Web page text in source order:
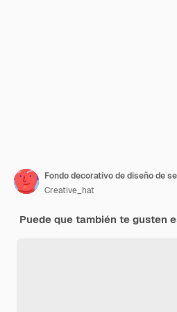
Fondo decorativo de diseño de
Creative_hat
Puede que también te gusten